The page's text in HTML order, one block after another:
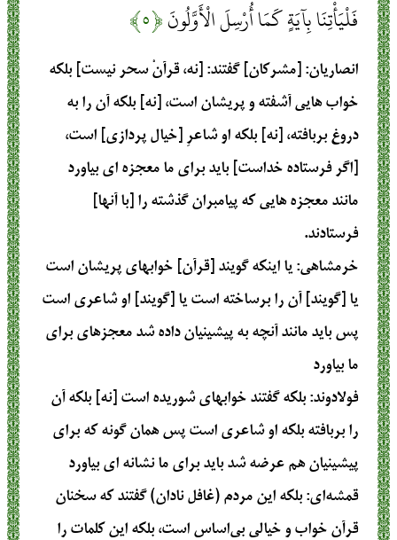
فَلْيَأْتِنَا بِآيَةٍ كَمَا أُرْسِلَ الْأَوَّلُونَ﴿۵﴾
انصاریان: [مشرکان] گفتند: [نه، قرآنْ سحر نیست] بلکه
خواب هایی آشفته و پریشان است، [نه] بلکه آن را به
دروغ بربافته، [نه] بلکه او شاعرِ [خیال پردازی] است،
[اگر فرستاده خداست] باید برای ما معجزه ای بیاورد
مانند معجزه هایی که پیامبران گذشته را [با آنها]
فرستادند.
خرمشاهی: يا اينكه گويند [قرآن‏] خوابهاى پريشان است
يا [گويند] آن را برساخته است يا [گويند] او شاعرى است
پس بايد مانند آنچه به پيشينيان داده شد معجزه‏اى براى
ما بياورد
فولادوند: بلكه گفتند خوابهاى شوريده است [نه] بلكه آن
را بربافته بلكه او شاعرى است پس همان گونه كه براى
پيشينيان هم عرضه شد بايد براى ما نشانه‏ اى بياورد
قمشه‌ای: بلکه این مردم (غافل نادان) گفتند که سخنان
قرآن خواب و خیالی بی‌اساس است، بلکه این کلمات را